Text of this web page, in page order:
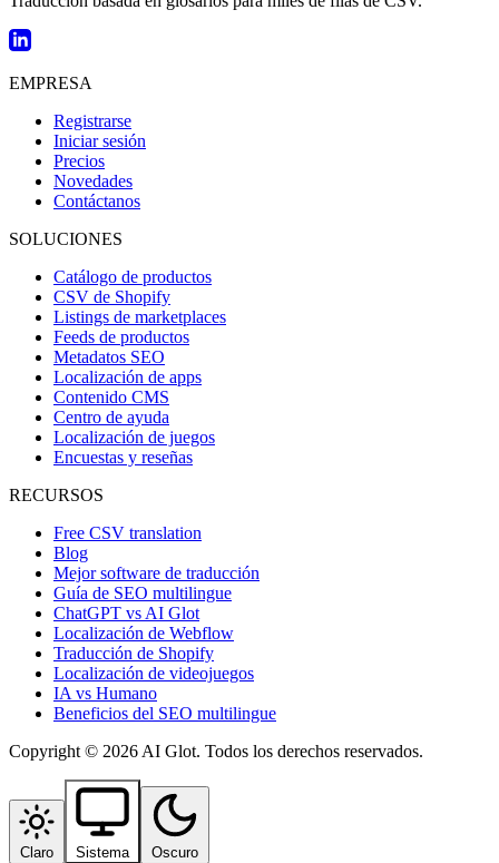
EMPRESA
Registrarse
Iniciar sesión
Precios
Novedades
Contáctanos
SOLUCIONES
Catálogo de productos
CSV de Shopify
Listings de marketplaces
Feeds de productos
Metadatos SEO
Localización de apps
Contenido CMS
Centro de ayuda
Localización de juegos
Encuestas y reseñas
RECURSOS
Free CSV translation
Blog
Mejor software de traducción
Guía de SEO multilingue
ChatGPT vs AI Glot
Localización de Webflow
Traducción de Shopify
Localización de videojuegos
IA vs Humano
Beneficios del SEO multilingue
Copyright © 2026 AI Glot. Todos los derechos reservados.
Claro Sistema Oscuro